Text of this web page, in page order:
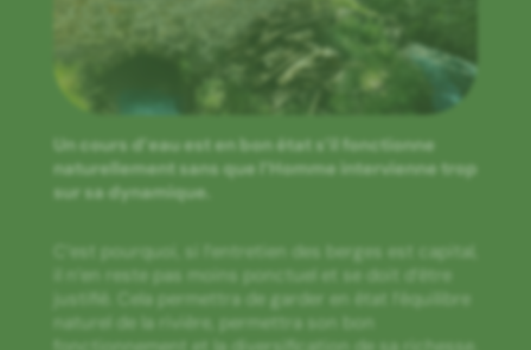
Un cours d’eau est en bon état s’il fonctionne
naturellement sans que l’Homme intervienne trop
sur sa dynamique.
C’est pourquoi, si l’entretien des berges est capital,
il n’en reste pas moins ponctuel et se doit d’être
justifié. Cela permettra de garder en état l’équilibre
naturel de la rivière, permettra son bon